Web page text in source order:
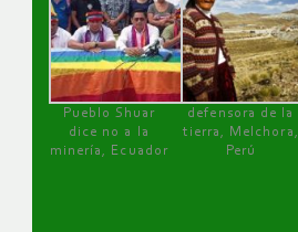
Pueblo Shuar
dice no a la
minería, Ecuador
defensora de la
tierra, Melchora,
Perú